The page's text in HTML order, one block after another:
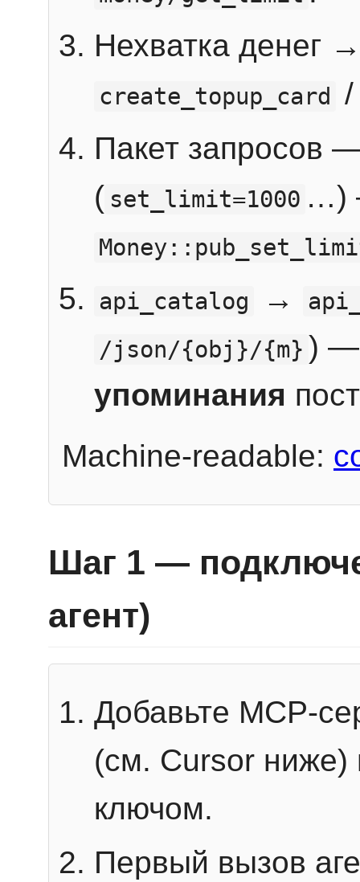
Нехватка денег
create_topup_card
Пакет запросов
( set_limit=1000 …)
api_catalog
→
/json/{obj}/{m} ) —
упоминания
Machine-readable:
Шаг 1 —
агент)
Добавьте MCP-
(см. Cursor ниже)
ключом.
Первый вызов